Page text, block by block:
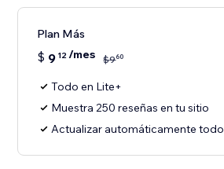
Plan Más
$ 9 12/mes $960
Todo en Lite+
Muestra 250 reseñas en tu sitio
Actualizar automáticamente